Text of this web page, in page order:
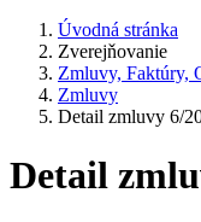
Úvodná stránka
Zverejňovanie
Zmluvy, Faktúry,
Zmluvy
Detail zmluvy 6/
Detail